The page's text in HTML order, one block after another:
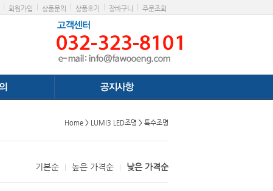
회원가입 상품문의 상품후기 장바구니 주문조회
Home > LUMI3 LED조명 > 특수조명
기본순 높은 가격순 낮은 가격순